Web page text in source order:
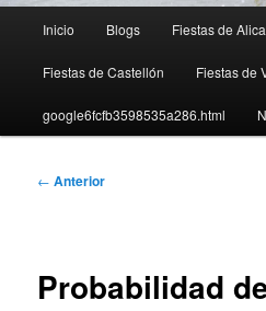
principal
Inicio Blogs Fiestas de
Fiestas de Castellón Fiestas de
google6fcfb3598535a286.html
Navegación
← Anterior
Probabilidad